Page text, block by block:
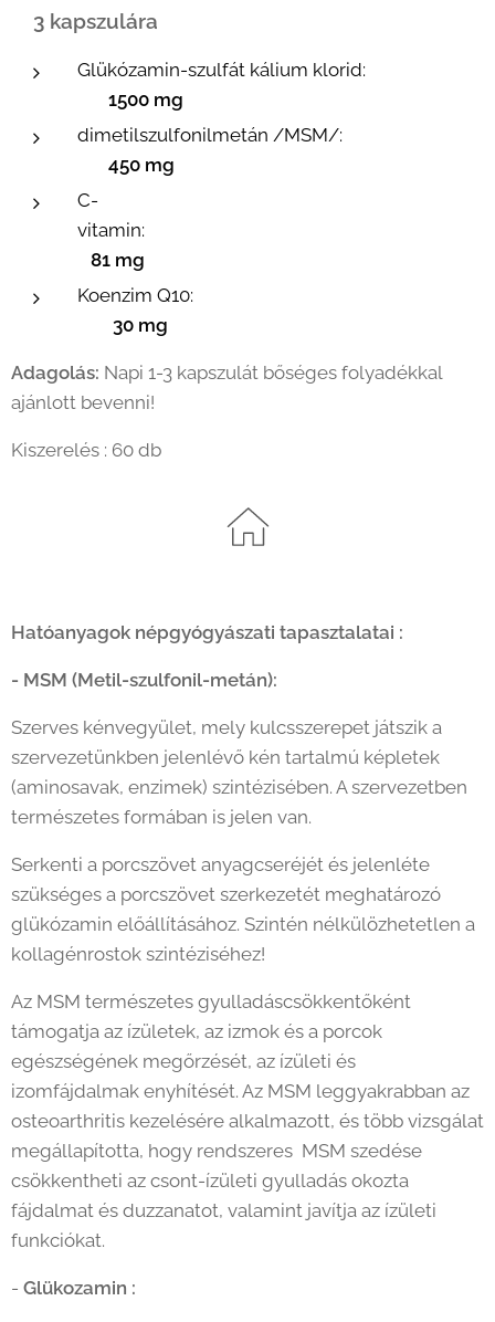
3 kapszulára
Glükózamin-szulfát kálium klorid:
1500 mg
dimetilszulfonilmetán /MSM/:
450 mg
C-
vitamin:
81 mg
Koenzim Q10:
30 mg
Adagolás: Napi 1-3 kapszulát bőséges folyadékkal
ajánlott bevenni!
Kiszerelés : 60 db
Hatóanyagok népgyógyászati tapasztalatai :
- MSM (Metil-szulfonil-metán):
Szerves kénvegyület, mely kulcsszerepet játszik a
szervezetünkben jelenlévő kén tartalmú képletek
(aminosavak, enzimek) szintézisében. A szervezetben
természetes formában is jelen van.
Serkenti a porcszövet anyagcseréjét és jelenléte
szükséges a porcszövet szerkezetét meghatározó
glükózamin előállításához. Szintén nélkülözhetetlen a
kollagénrostok szintéziséhez!
Az MSM természetes gyulladáscsökkentőként
támogatja az ízületek, az izmok és a porcok
egészségének megőrzését, az ízületi és
izomfájdalmak enyhítését. Az MSM leggyakrabban az
osteoarthritis kezelésére alkalmazott, és több vizsgálat
megállapította, hogy rendszeres MSM szedése
csökkentheti az csont-ízületi gyulladás okozta
fájdalmat és duzzanatot, valamint javítja az ízületi
funkciókat.
- Glükozamin :